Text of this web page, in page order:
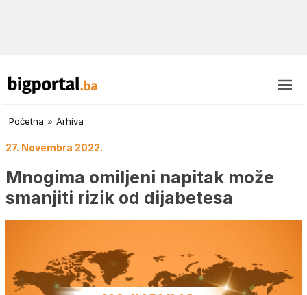
Početna » Arhiva
27. Novembra 2022.
Mnogima omiljeni napitak može
smanjiti rizik od dijabetesa